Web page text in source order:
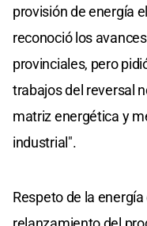
provisión de energía
reconoció los
provinciales, pero
trabajos del reversal
matriz energética y
industrial".
Respeto de la